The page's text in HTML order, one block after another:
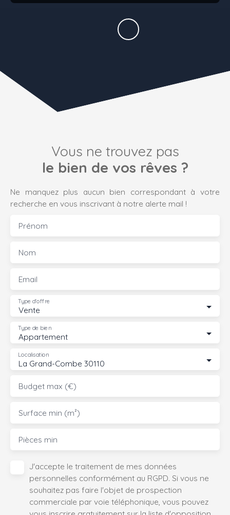
Vous ne trouvez pas
le bien de vos rêves ?
Ne manquez plus aucun bien correspondant à votre
recherche en vous inscrivant à notre alerte mail !
Prénom
Nom
Email
Vente
Type d'offre
Appartement
Type de bien
La Grand-Combe 30110
Localisation
Budget max (€)
Surface min (m²)
Pièces min
J'accepte le traitement de mes données
personnelles conformément au RGPD. Si vous ne
souhaitez pas faire l'objet de prospection
commerciale par voie téléphonique, vous pouvez